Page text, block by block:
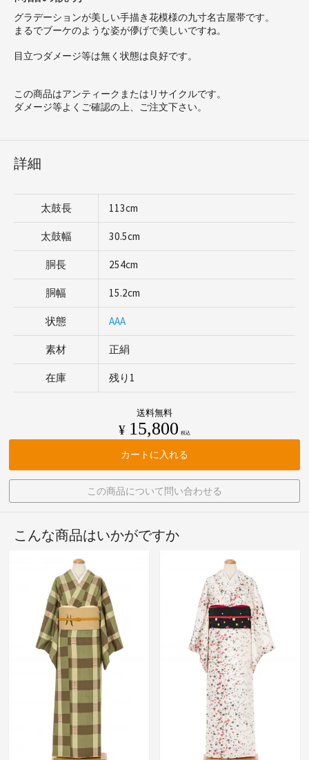
グラデーションが美しい手描き花模様の九寸名古屋帯です。
まるでブーケのような姿が儚げで美しいですね。
目立つダメージ等は無く状態は良好です。
この商品はアンティークまたはリサイクルです。
ダメージ等よくご確認の上、ご注文下さい。
詳細
太鼓長 113cm
太鼓幅 30.5cm
胴長 254cm
胴幅 15.2cm
状態 AAA
素材 正絹
在庫 残り1
送料無料
¥ 15,800 税込
カートに入れる
この商品について問い合わせる
こんな商品はいかがですか